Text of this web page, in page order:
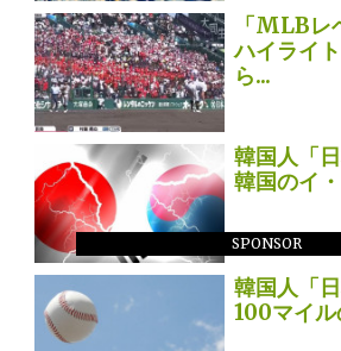
SPONSOR
「MLBレ
ハイライ
ら...
韓国人「
韓国のイ
韓国人「
100マイル